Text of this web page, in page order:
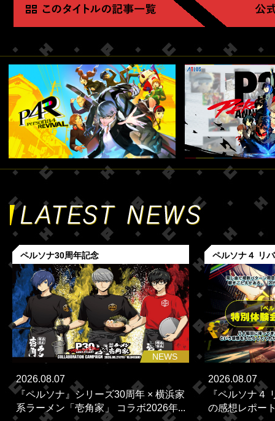
ペルソナ30周年記念
NEWS
2026.08.07
『ペルソナ』シリーズ30周年 × 横浜家
系ラーメン「壱角家」 コラボ2026年...
ペルソナ４ リ
2026.08.07
『ペルソナ４
の感想レポー